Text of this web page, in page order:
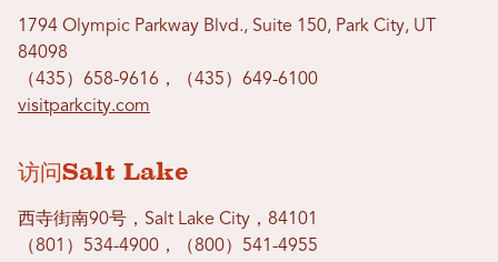
1794 Olympic Parkway Blvd., Suite 150, Park City, UT
84098
（435）658-9616，（435）649-6100
visitparkcity.com
访问Salt Lake
西寺街南90号，Salt Lake City，84101
（801）534-4900，（800）541-4955